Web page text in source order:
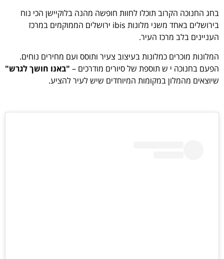
בחג החנוכה הקרוב תוכלו לחוות חופשה מהנה בלוקיישן הכי נוח
בירושלים באחד משני מלונות ibis ירושלים הממוקמים במרכז
העניינים בלב מרכז העיר.
המלונות מוכרים כמלונות בעיצוב צעיר ותוסס ועם מחירים נוחים.
הפעם בחנוכה י ש תוספת של סיורים מודרכים – "באנו חושך לגרש"
שיוצאים מהמלון במקומות המיוחדים שיש לעיר להציע.